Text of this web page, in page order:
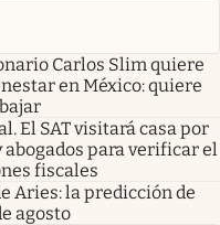
Carlos Slim quiere
en México: quiere
El SAT visitará casa por
abogados para verificar el
fiscales
Aries: la predicción de
agosto